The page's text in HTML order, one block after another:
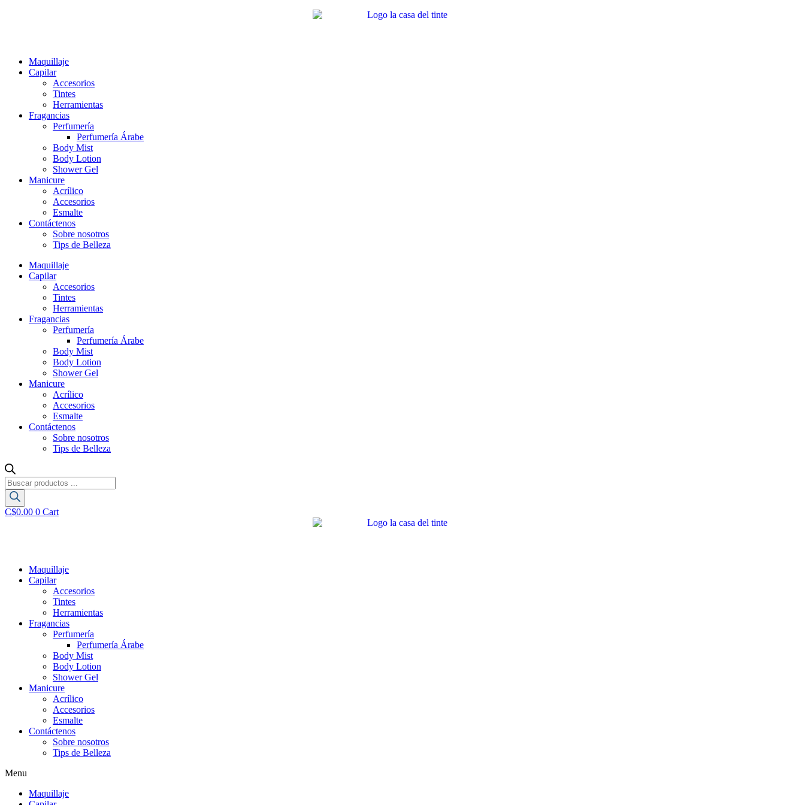
Maquillaje
Capilar
Accesorios
Tintes
Herramientas
Fragancias
Perfumería
Perfumería Árabe
Body Mist
Body Lotion
Shower Gel
Manicure
Acrílico
Accesorios
Esmalte
Contáctenos
Sobre nosotros
Tips de Belleza
Maquillaje
Capilar
Accesorios
Tintes
Herramientas
Fragancias
Perfumería
Perfumería Árabe
Body Mist
Body Lotion
Shower Gel
Manicure
Acrílico
Accesorios
Esmalte
Contáctenos
Sobre nosotros
Tips de Belleza
Búsqueda
de
productos
C$0.00 0 Cart
Maquillaje
Capilar
Accesorios
Tintes
Herramientas
Fragancias
Perfumería
Perfumería Árabe
Body Mist
Body Lotion
Shower Gel
Manicure
Acrílico
Accesorios
Esmalte
Contáctenos
Sobre nosotros
Tips de Belleza
Menu
Maquillaje